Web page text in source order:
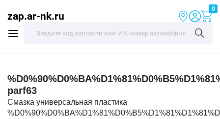
zap.ar-nk.ru
0
parf63
Смазка универсальная пластика